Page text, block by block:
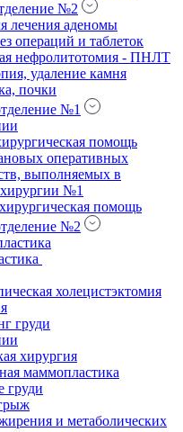
№2
лечения аденомы
операций и таблеток
нефролитотомия - ПНЛТ
удаление камня
почки
№1
помощь
оперативных
выполняемых в
№1
помощь
№2
холецистэктомия
груди
хирургия
маммопластика
груди
и метаболических